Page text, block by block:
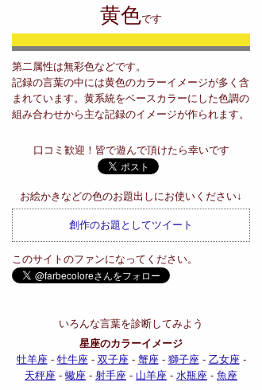
黄色です
第二属性は無彩色などです。
記録の言葉の中には黄色のカラーイメージが多く含
まれています。黄系統をベースカラーにした色調の
組み合わせから主な記録のイメージが作られます。
口コミ歓迎！皆で遊んで頂けたら幸いです
お絵かきなどの色のお題出しにお使いください↓
創作のお題としてツイート
このサイトのファンになってください。
いろんな言葉を診断してみよう
星座のカラーイメージ
牡羊座- 牡牛座- 双子座- 蟹座- 獅子座- 乙女座-
天秤座 - 蠍座 - 射手座 - 山羊座 - 水瓶座 - 魚座